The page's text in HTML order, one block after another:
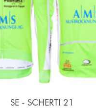
SE - SCHERTI 21